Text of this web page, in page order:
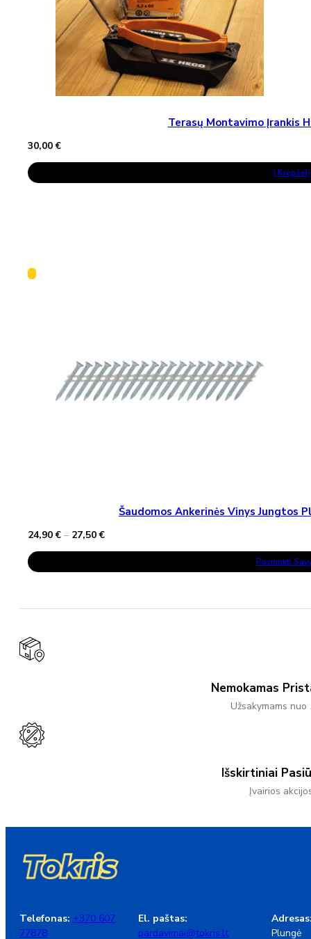
Terasų Montavimo Įrankis
30,00€
Į Krepšelį
Šaudomos Ankerinės Vinys Jungtos
24,90€ – 27,50€Price
through
Pasirinkti
This
Product
Has
The
Be
Chosen
On
Nemokamas
Užsakymams nuo
Išskirtiniai
Įvairios
Telefonas: +370 607
77878
El. paštas:
pardavimai@tokris.lt
Plungė